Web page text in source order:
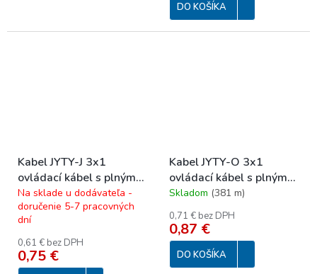
DO KOŠÍKA
Kabel JYTY-J 3x1
ovládací kábel s plným
jadrom 250 V
Na sklade u dodávateľa -
doručenie 5-7 pracovných
dní
0,61 € bez DPH
0,75 €
Kabel JYTY-O 3x1
ovládací kábel s plným
jadrom 250 V
Skladom (381 m)
0,71 € bez DPH
0,87 €
DO KOŠÍKA